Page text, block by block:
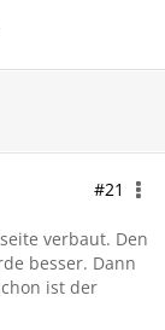
#21
verbaut. Den
besser. Dann
ist der